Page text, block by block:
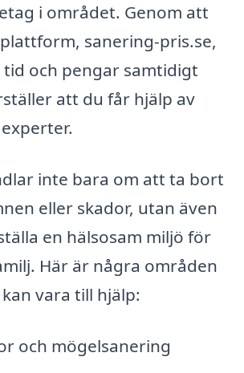
i området. Genom att
sanering-pris.se,
tid och pengar samtidigt
att du får hjälp av
inte bara om att ta bort
eller skador, utan även
en hälsosam miljö för
Här är några områden
vara till hjälp:
och mögelsanering